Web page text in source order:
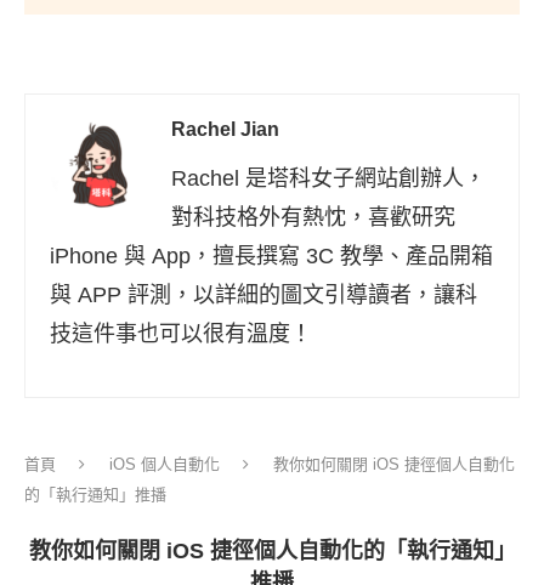
Rachel Jian
Rachel 是塔科女子網站創辦人，
對科技格外有熱忱，喜歡研究
iPhone 與 App，擅長撰寫 3C 教學、產品開箱
與 APP 評測，以詳細的圖文引導讀者，讓科
技這件事也可以很有溫度！
首頁 iOS 個人自動化
教你如何關閉 iOS 捷徑個人自動化
的「執行通知」推播
教你如何關閉 iOS 捷徑個人自動化的「執行通知」